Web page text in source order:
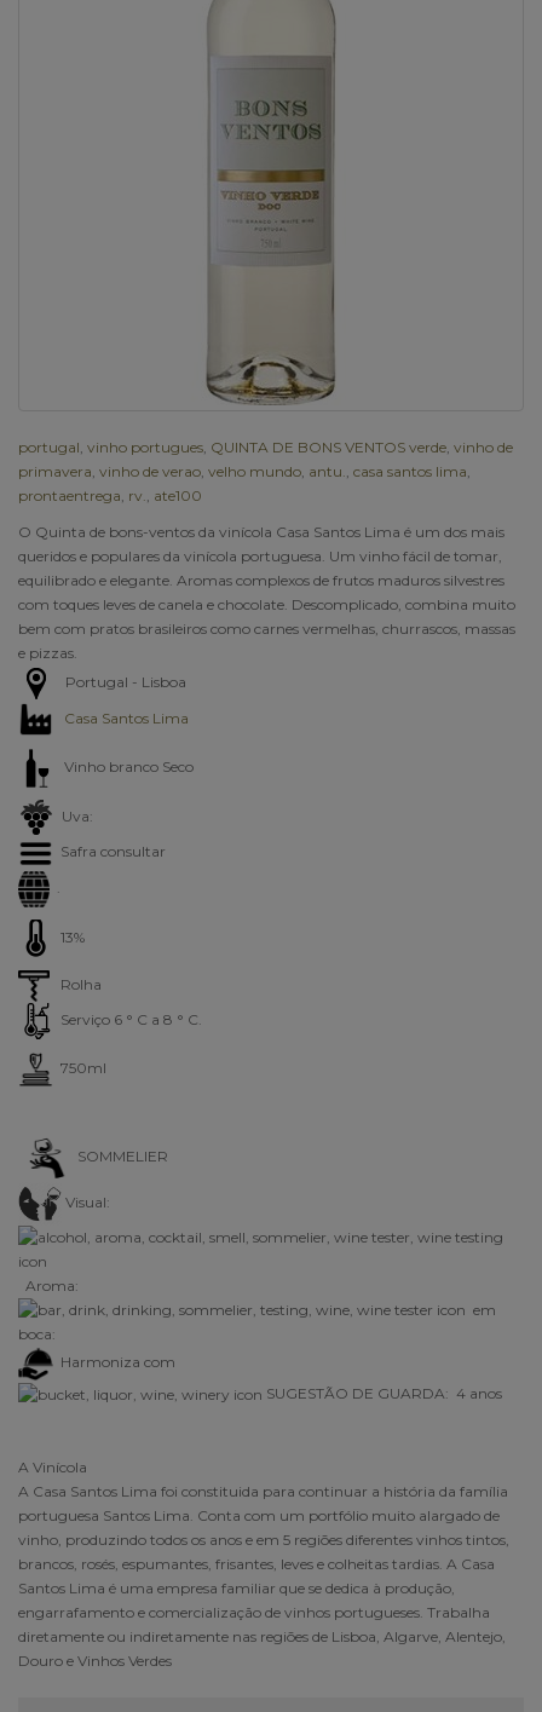
portugal vinho portugues QUINTA DE BONS VENTOS verde vinho de
primavera vinho de verao velho mundo antu. casa santos lima
prontaentrega rv.
ate100
O Quinta de bons-ventos da vinícola Casa Santos Lima é um dos mais
queridos e populares da vinícola portuguesa. Um vinho fácil de tomar,
equilibrado e elegante. Aromas complexos de frutos maduros silvestres
com toques leves de canela e chocolate. Descomplicado, combina muito
bem com pratos brasileiros como carnes vermelhas, churrascos, massas
e pizzas.
Portugal - Lisboa
Casa Santos Lima
Vinho branco Seco
Uva:
Safra consultar
.
13%
Rolha
Serviço 6 ° C a 8 ° C.
750ml
SOMMELIER
Visual:
Aroma:
em
boca:
Harmoniza com
SUGESTÃO DE GUARDA: 4 anos
A Vinícola
A Casa Santos Lima foi constituida para continuar a história da família
portuguesa Santos Lima. Conta com um portfólio muito alargado de
vinho, produzindo todos os anos e em 5 regiões diferentes vinhos tintos,
brancos, rosés, espumantes, frisantes, leves e colheitas tardias. A Casa
Santos Lima é uma empresa familiar que se dedica à produção,
engarrafamento e comercialização de vinhos portugueses. Trabalha
diretamente ou indiretamente nas regiões de Lisboa, Algarve, Alentejo,
Douro e Vinhos Verdes